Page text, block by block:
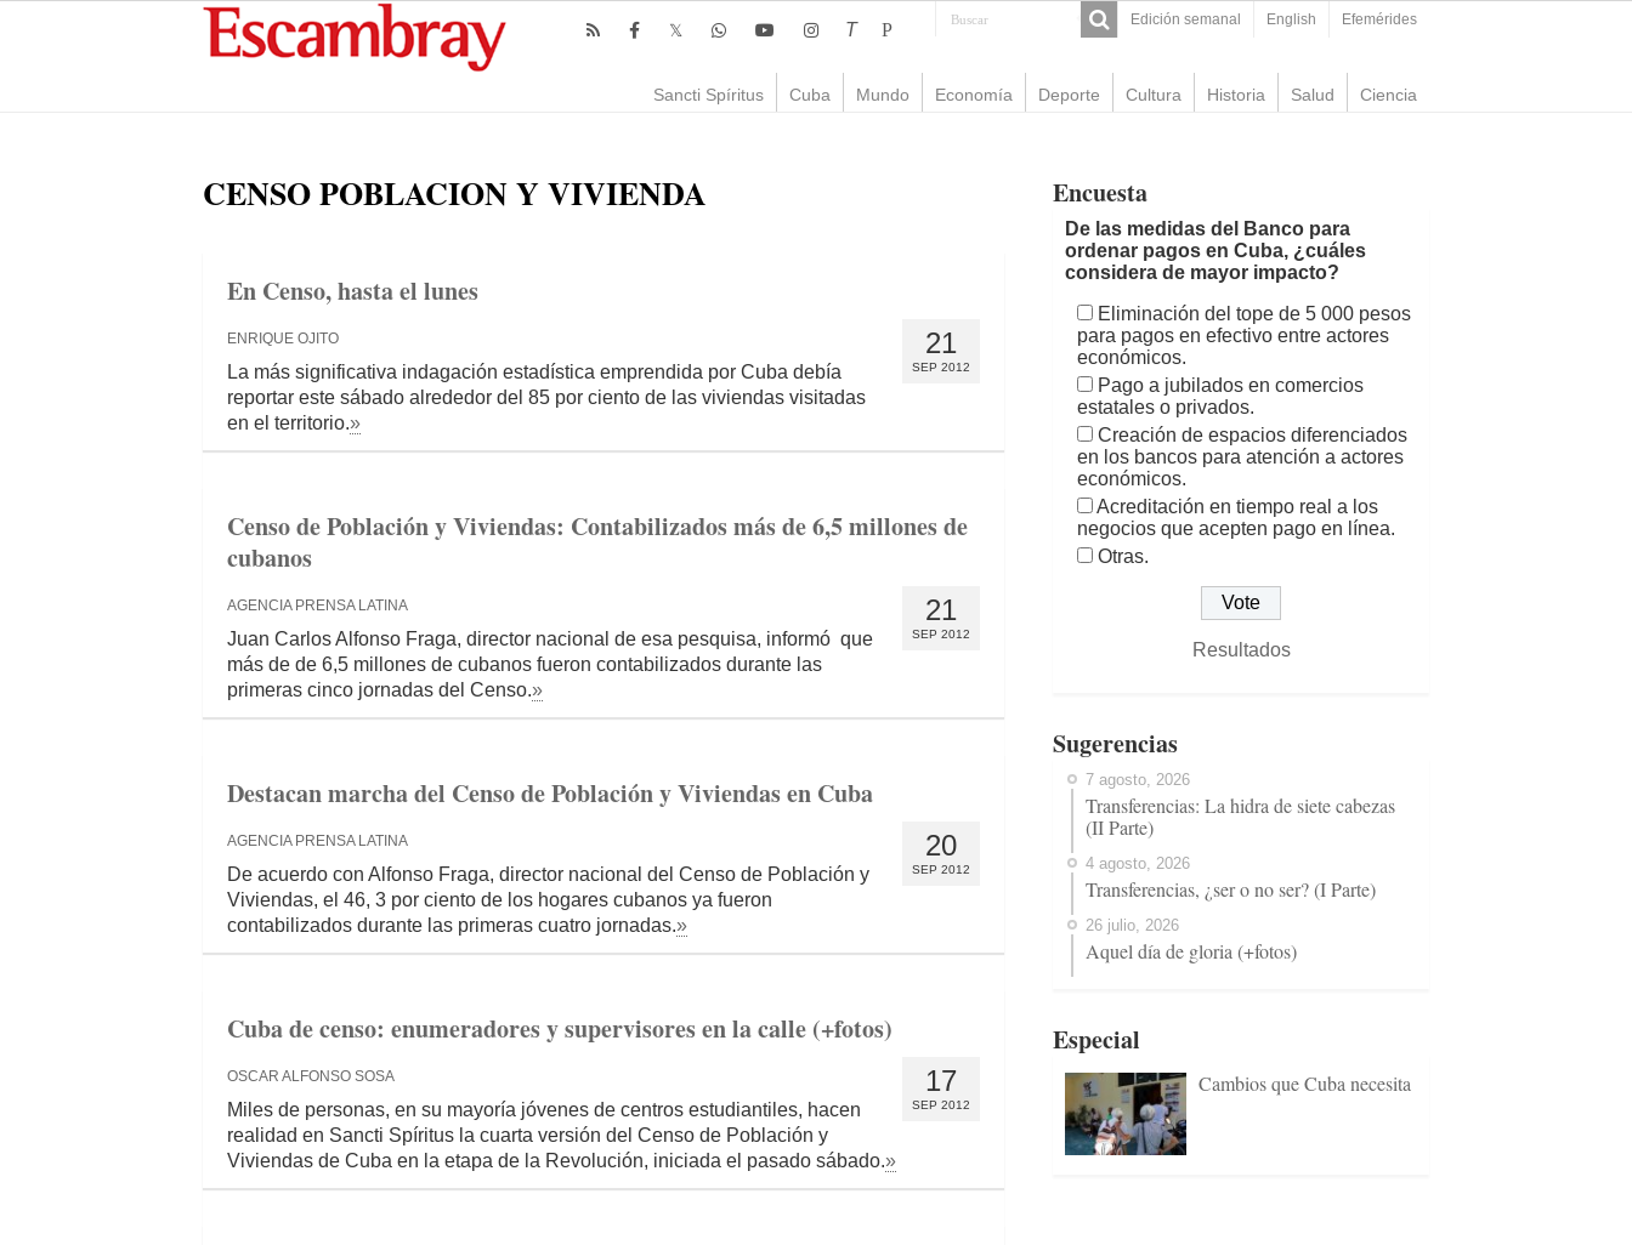
Edición semanal English Efemérides
T P
Sancti Spíritus Cuba Mundo Economía Deporte Cultura Historia Salud Ciencia
CENSO POBLACION Y VIVIENDA
En Censo, hasta el lunes
21
SEP 2012
ENRIQUE OJITO
La más significativa indagación estadística emprendida por Cuba debía
reportar este sábado alrededor del 85 por ciento de las viviendas visitadas
en el territorio.»
Censo de Población y Viviendas: Contabilizados más de 6,5 millones de
cubanos
21
SEP 2012
AGENCIA PRENSA LATINA
Juan Carlos Alfonso Fraga, director nacional de esa pesquisa, informó que
más de de 6,5 millones de cubanos fueron contabilizados durante las
primeras cinco jornadas del Censo.»
Destacan marcha del Censo de Población y Viviendas en Cuba
20
SEP 2012
AGENCIA PRENSA LATINA
De acuerdo con Alfonso Fraga, director nacional del Censo de Población y
Viviendas, el 46, 3 por ciento de los hogares cubanos ya fueron
contabilizados durante las primeras cuatro jornadas.»
Cuba de censo: enumeradores y supervisores en la calle (+fotos)
17
SEP 2012
OSCAR ALFONSO SOSA
Miles de personas, en su mayoría jóvenes de centros estudiantiles, hacen
realidad en Sancti Spíritus la cuarta versión del Censo de Población y
Viviendas de Cuba en la etapa de la Revolución, iniciada el pasado sábado.»
Encuesta
De las medidas del Banco para
ordenar pagos en Cuba, ¿cuáles
considera de mayor impacto?
Eliminación del tope de 5 000 pesos
para pagos en efectivo entre actores
económicos.
Pago a jubilados en comercios
estatales o privados.
Creación de espacios diferenciados
en los bancos para atención a actores
económicos.
Acreditación en tiempo real a los
negocios que acepten pago en línea.
Otras.
Resultados
Sugerencias
7 agosto, 2026
Transferencias: La hidra de siete cabezas
(II Parte)
4 agosto, 2026
Transferencias, ¿ser o no ser? (I Parte)
26 julio, 2026
Aquel día de gloria (+fotos)
Especial
Cambios que Cuba necesita